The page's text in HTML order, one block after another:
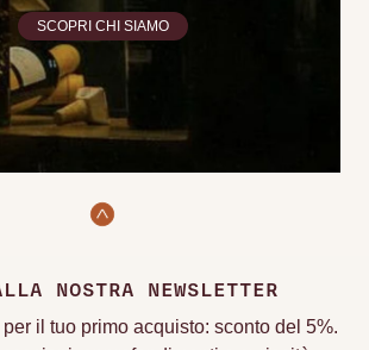
SCOPRI CHI SIAMO
NOSTRA NEWSLETTER
il tuo primo acquisto: sconto del 5%.